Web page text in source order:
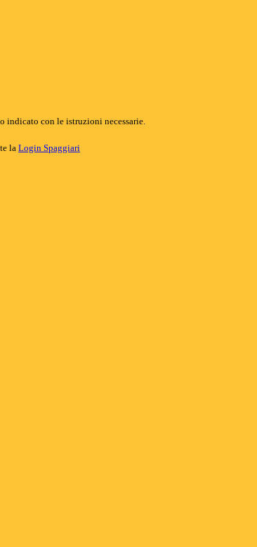
indicato con le istruzioni necessarie.
la Login Spaggiari